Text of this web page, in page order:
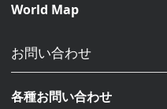
World Map
お問い合わせ
各種お問い合わせ